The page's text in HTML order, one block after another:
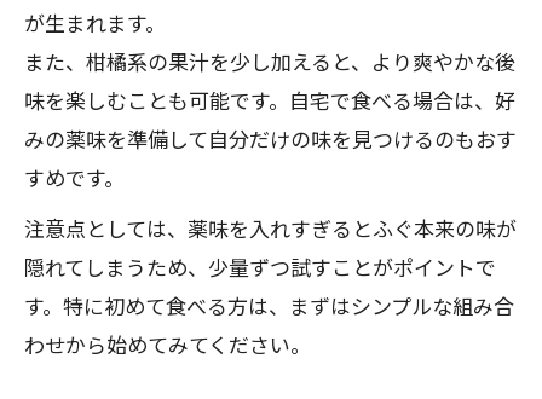
が生まれます。
また、柑橘系の果汁を少し加えると、より爽やかな後
味を楽しむことも可能です。自宅で食べる場合は、好
みの薬味を準備して自分だけの味を見つけるのもおす
すめです。
注意点としては、薬味を入れすぎるとふぐ本来の味が
隠れてしまうため、少量ずつ試すことがポイントで
す。特に初めて食べる方は、まずはシンプルな組み合
わせから始めてみてください。